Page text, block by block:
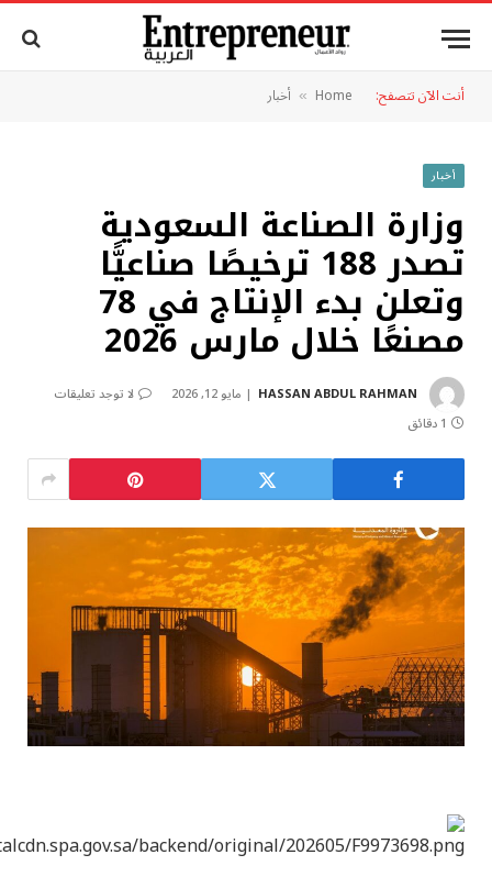
أنت الآن تتصفح: Home
» أخبار
أخبار
وزارة الصناعة السعودية
تصدر 188 ترخيصًا صناعيًّا
وتعلن بدء الإنتاج في 78
مصنعًا خلال مارس 2026
HASSAN ABDUL RAHMAN مايو 12, 2026
لا توجد تعليقات
1 دقائق